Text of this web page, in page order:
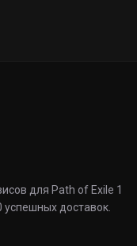
для Path of Exile 1
успешных доставок.